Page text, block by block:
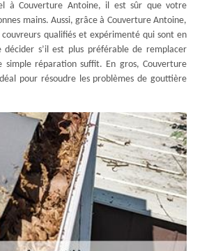
à Couverture Antoine, il est sûr que votre
mains. Aussi, grâce à Couverture Antoine,
couvreurs qualifiés et expérimenté qui sont en
s’il est plus préférable de remplacer
réparation suffit. En gros, Couverture
pour résoudre les problèmes de gouttière